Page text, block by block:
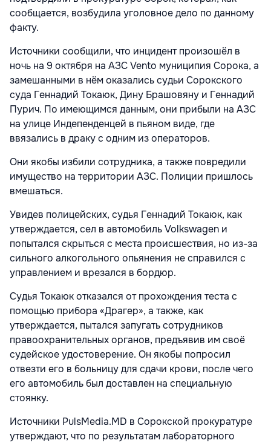
сообщается, возбудила уголовное дело по данному
факту.
Источники сообщили, что инцидент произошёл в
ночь на 9 октября на АЗС Vento муниципия Сорока, а
замешанными в нём оказались судьи Сорокского
суда Геннадий Токаюк, Дину Брашовяну и Геннадий
Пурич. По имеющимся данным, они прибыли на АЗС
на улице Индепенденцей в пьяном виде, где
ввязались в драку с одним из операторов.
Они якобы избили сотрудника, а также повредили
имущество на территории АЗС. Полиции пришлось
вмешаться.
Увидев полицейских, судья Геннадий Токаюк, как
утверждается, сел в автомобиль Volkswagen и
попытался скрыться с места происшествия, но из-за
сильного алкогольного опьянения не справился с
управлением и врезался в бордюр.
Судья Токаюк отказался от прохождения теста с
помощью прибора «Драгер», а также, как
утверждается, пытался запугать сотрудников
правоохранительных органов, предъявив им своё
судейское удостоверение. Он якобы попросил
отвезти его в больницу для сдачи крови, после чего
его автомобиль был доставлен на специальную
стоянку.
Источники PulsMedia.MD в Сорокской прокуратуре
утверждают, что по результатам лабораторного